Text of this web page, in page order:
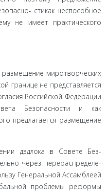
стикак неспособное
не имеет практического
миро­творческих
границе не представляется
Рос­сийской Федерации
Безопас­ности и как
предлагается размещение
дэдлока в Совете Без­
через перераспределе­
Генеральной Ассамбле­ей
проблемы реформы